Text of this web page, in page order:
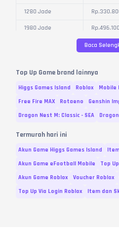
1280 Jade Rp.
1980 Jade Rp.496.100
Rp.
Baca
Top Up Game brand lainnya
Higgs Games Island Roblox Mobile
Free Fire MAX
Rotaeno
Genshin
Dragon Nest M: Classic - SEA
Termurah hari ini
Akun Game Higgs Games Island
Akun Game eFootball Mobile
Top
Akun Game Roblox
Voucher Roblox
Top Up Via Login Roblox
Item dan